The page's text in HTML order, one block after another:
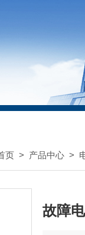
页 > 产品中心 >
故障